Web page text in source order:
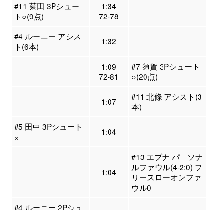
#11 菊田 3Pシュー
ト○(9点)
1:34
72-78
#4 ルーニー アシス
ト(6本)
1:32
1:09
72-81
#7 須賀 3Pシュート
○(20点)
1:07
#11 北條 アシスト(3
本)
#5 田中 3Pシュート
×
1:04
1:04
#13 エブナ パーソナ
ルファウル(4-2:0) フ
リースローオンファ
ウル0
#4 ルーニー 2Pシュ